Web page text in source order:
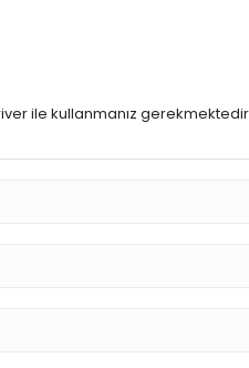
ile kullanmanız